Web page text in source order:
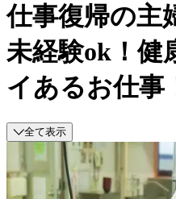
仕事復帰の主
未経験ok！健
イあるお仕事
全て表示